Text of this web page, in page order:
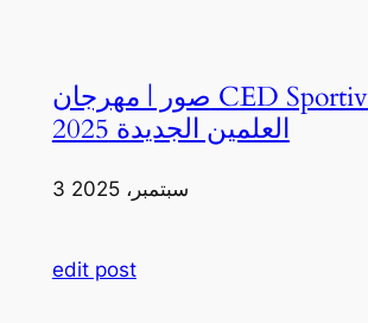
صور | مهرجان CED Sportival في
العلمين الجديدة 2025
3 سبتمبر، 2025
edit post